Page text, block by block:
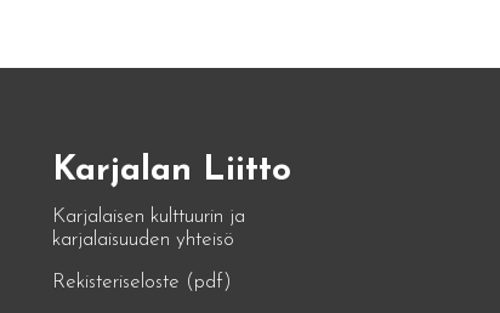
Karjalan Liitto
Karjalaisen kulttuurin ja
karjalaisuuden yhteisö
Rekisteriseloste (pdf)